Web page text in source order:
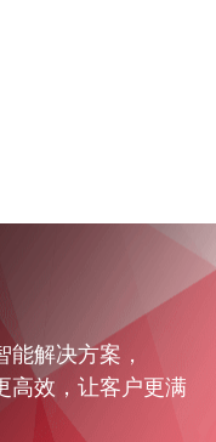
解决方案，
高效，让客户更满